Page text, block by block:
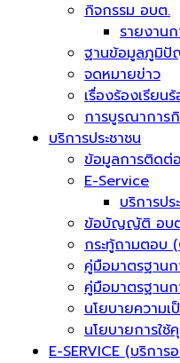
กิจกรรม อบต.
รายงาน
ฐานข้อมูลภูมิ
จดหมายข่าว
เรื่องร้องเรียน
การบูรณาการ
บริการประชาชน
ข้อมูลการติดต่
E-Service
บริการปร
ข้อบัญญัติ อบ
กระทู้ถามตอบ
คู่มือมาตรฐานก
คู่มือมาตรฐาน
นโยบายความ
นโยบายการใช้
E-SERVICE (บริการ